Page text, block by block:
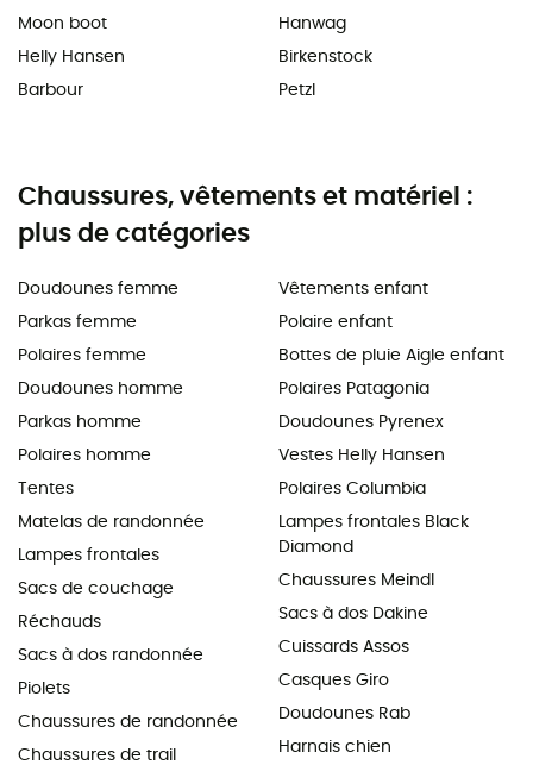
Moon boot
Helly Hansen
Barbour
Hanwag
Birkenstock
Petzl
Chaussures, vêtements et matériel :
plus de catégories
Doudounes femme
Parkas femme
Polaires femme
Doudounes homme
Parkas homme
Polaires homme
Tentes
Matelas de randonnée
Lampes frontales
Sacs de couchage
Réchauds
Sacs à dos randonnée
Piolets
Chaussures de randonnée
Chaussures de trail
Vêtements enfant
Polaire enfant
Bottes de pluie Aigle enfant
Polaires Patagonia
Doudounes Pyrenex
Vestes Helly Hansen
Polaires Columbia
Lampes frontales Black
Diamond
Chaussures Meindl
Sacs à dos Dakine
Cuissards Assos
Casques Giro
Doudounes Rab
Harnais chien